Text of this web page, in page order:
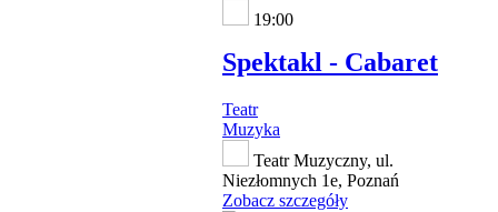
19:00
Spektakl - Cabaret
Teatr
Muzyka
Teatr Muzyczny, ul.
Niezłomnych 1e, Poznań
Zobacz szczegóły